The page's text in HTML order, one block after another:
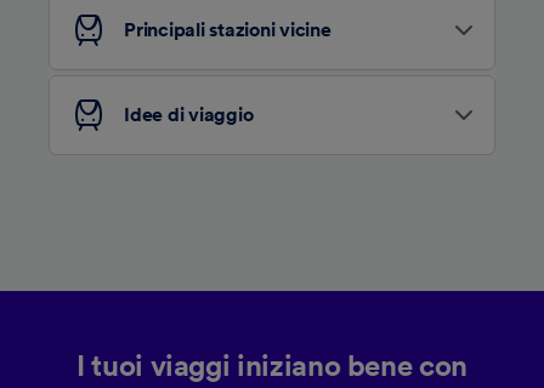
Principali stazioni vicine
Idee di viaggio
I tuoi viaggi iniziano bene con
Elenco dei partner (fornitori)